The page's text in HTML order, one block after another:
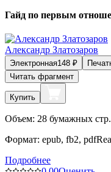
Гайд по первым
Александр Златозаров
Электронная148 ₽
Читать фрагмент
Купить
Объем: 28 бумажных стр.
Формат: epub, fb2,
Подробнее